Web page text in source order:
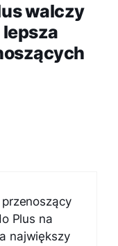
walczy
lepsza
Plus na
największy